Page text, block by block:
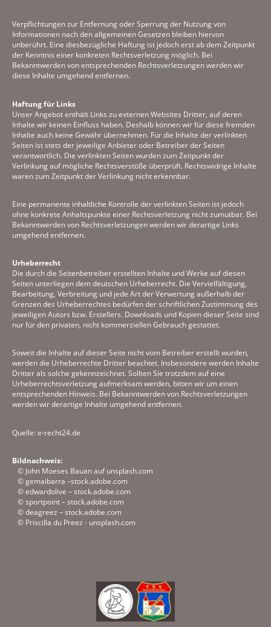
Verpflichtungen zur Entfernung oder Sperrung der Nutzung von
Informationen nach den allgemeinen Gesetzen bleiben hiervon
unberührt. Eine diesbezügliche Haftung ist jedoch erst ab dem Zeitpunkt
der Kenntnis einer konkreten Rechtsverletzung möglich. Bei
Bekanntwerden von entsprechenden Rechtsverletzungen werden wir
diese Inhalte umgehend entfernen.
Haftung für Links
Unser Angebot enthält Links zu externen Websites Dritter, auf deren
Inhalte wir keinen Einfluss haben. Deshalb können wir für diese fremden
Inhalte auch keine Gewähr übernehmen. Für die Inhalte der verlinkten
Seiten ist stets der jeweilige Anbieter oder Betreiber der Seiten
verantwortlich. Die verlinkten Seiten wurden zum Zeitpunkt der
Verlinkung auf mögliche Rechtsverstöße überprüft. Rechtswidrige Inhalte
waren zum Zeitpunkt der Verlinkung nicht erkennbar.
Eine permanente inhaltliche Kontrolle der verlinkten Seiten ist jedoch
ohne konkrete Anhaltspunkte einer Rechtsverletzung nicht zumutbar. Bei
Bekanntwerden von Rechtsverletzungen werden wir derartige Links
umgehend entfernen.
Urheberrecht
Die durch die Seitenbetreiber erstellten Inhalte und Werke auf diesen
Seiten unterliegen dem deutschen Urheberrecht. Die Vervielfältigung,
Bearbeitung, Verbreitung und jede Art der Verwertung außerhalb der
Grenzen des Urheberrechtes bedürfen der schriftlichen Zustimmung des
jeweiligen Autors bzw. Erstellers. Downloads und Kopien dieser Seite sind
nur für den privaten, nicht kommerziellen Gebrauch gestattet.
Soweit die Inhalte auf dieser Seite nicht vom Betreiber erstellt wurden,
werden die Urheberrechte Dritter beachtet. Insbesondere werden Inhalte
Dritter als solche gekennzeichnet. Sollten Sie trotzdem auf eine
Urheberrechtsverletzung aufmerksam werden, bitten wir um einen
entsprechenden Hinweis. Bei Bekanntwerden von Rechtsverletzungen
werden wir derartige Inhalte umgehend entfernen.
Quelle: e-recht24.de
Bildnachweis:
© John Moeses Bauan auf unsplash.com
© gemaibarra –stock.adobe.com
© edwardolive – stock.adobe.com
© sportpoint – stock.adobe.com
© deagreez – stock.adobe.com
© Priscilla du Preez - unsplash.com